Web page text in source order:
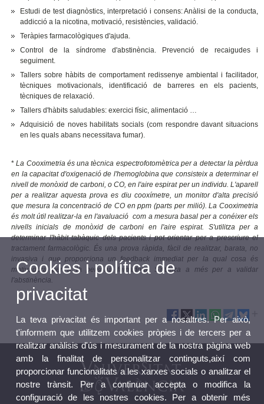
Estudi de test diagnòstics, interpretació i consens: Anàlisi de la conducta,
addicció a la nicotina, motivació, resistències, validació.
Teràpies farmacològiques d'ajuda.
Control de la síndrome d'abstinència. Prevenció de recaigudes i
seguiment.
Tallers sobre hàbits de comportament redissenye ambiental i facilitador,
tècniques motivacionals, identificació de barreres en els pacients,
tècniques de relaxació.
Tallers d'hàbits saludables: exercici físic, alimentació …
Adquisició de noves habilitats socials (com respondre davant situacions
en les quals abans necessitava fumar).
*La Cooximetria és una tècnica espectrofotomètrica per a detectar la pèrdua
en la capacitat d'oxigenació de l'hemoglobina que consisteix a determinar el
nivell de monòxid de carboni, o CO, en l'aire espirat per un individu. L'aparell
per a realitzar aquesta prova es diu cooxímetre, un monitor d'alta precisió
que mesura la concentració de CO en ppm (parts per milió). La Cooximetria
és molt útil realitzar-la en l'avaluació com a mesura basal per a conéixer els
nivells inicials de monòxid de carboni en l'aire espirat. S'utilitza per a
determinar l'hàbit tabàquic dels pacients i pot orientar per a prescriure el
tractament farmacològic. És una prova ràpida, fàcil de realitzar, barata, no
invasiva i que proporciona un feedback immediat per la qual cosa és
motivadora per a la persona fumadora. S'utilitza a més per a validar
l'abstinència.
Cookies i política de
privacitat
La teva privacitat és important per a nosaltres. Per això,
t'informem que utilitzem cookies pròpies i de tercers per a
realitzar anàlisis d'ús i mesurament de la nostra pàgina web
amb la finalitat de personalitzar continguts,així com
proporcionar funcionalitats a les xarxes socials o analitzar el
nostre trànsit. Per a continuar accepta o modifica la
configuració de les nostres cookies. Per a obtenir més